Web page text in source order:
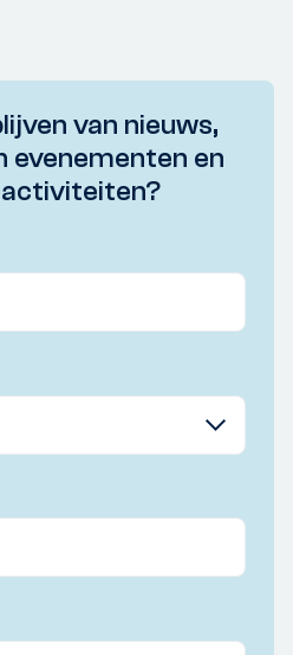
van nieuws,
evenementen en